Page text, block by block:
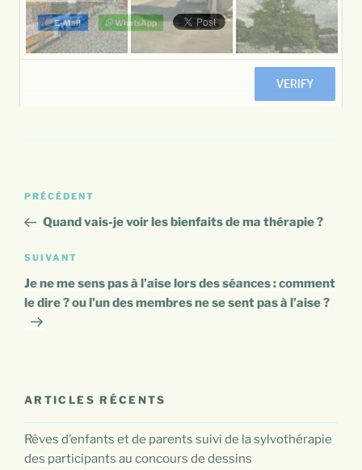
Navigation
l’article
Article
précédent
PRÉCÉDENT
Quand vais-je voir les bienfaits de ma thérapie ?
Article
suivant
SUIVANT
Je ne me sens pas à l’aise lors des séances : comment
le dire ? ou l’un des membres ne se sent pas à l’aise ?
ARTICLES RÉCENTS
Rêves d’enfants et de parents suivi de la sylvothérapie
des participants au concours de dessins